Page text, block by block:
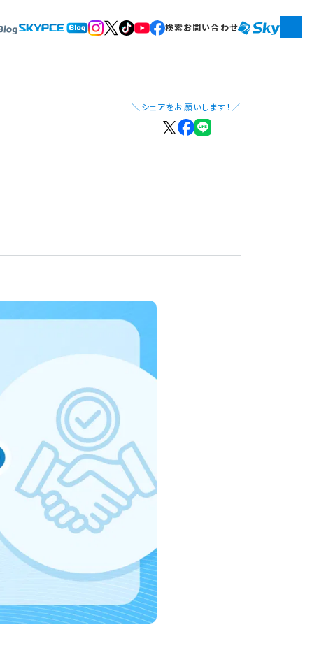
検索お問い合わせ
＼シェアをお願いします！／